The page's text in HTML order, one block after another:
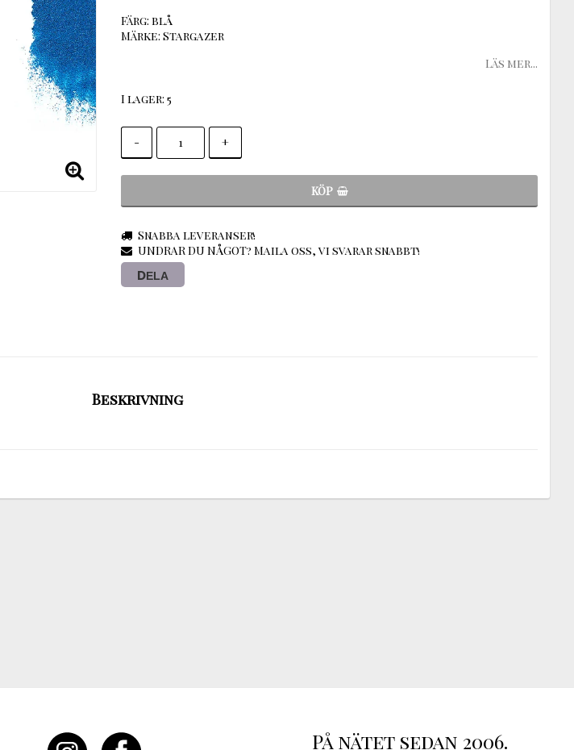
Färg: blå
Märke: Stargazer
Läs mer...
I lager: 5
- +
KÖP
Snabba leveranser!
UNDRAR DU NÅGOT? Maila oss, vi svarar snabbt!
DELA
Beskrivning
På nätet sedan 2006.